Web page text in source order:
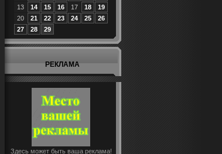
13
14 15 16 17 18
19
20
21 22 23 24 25
26
27
28 29
РЕКЛАМА
Здесь может быть ваша реклама!